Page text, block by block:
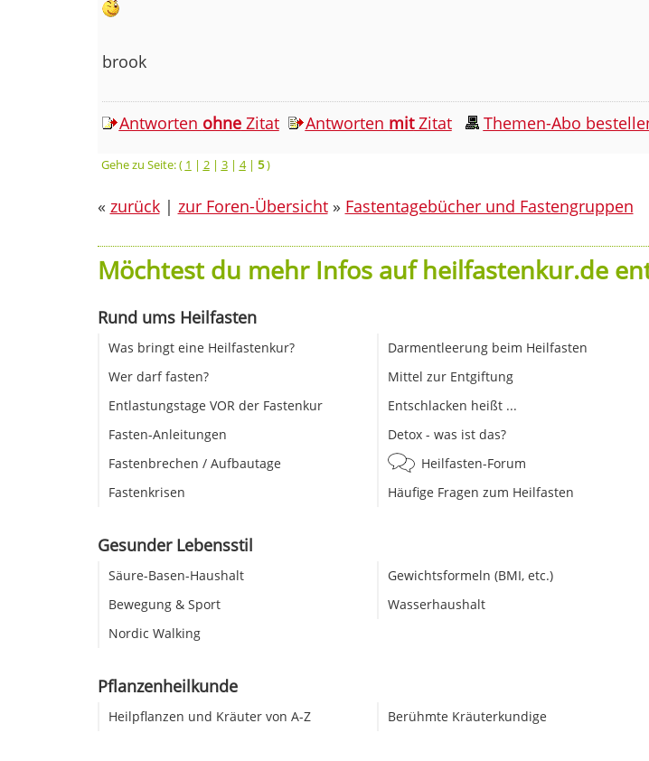
brook
Antworten ohneZitat Antworten mitZitat Themen-Abo
Gehe zu Seite: ( 1 | 2| 3| 4| 5)
« zurück| zur Foren-Übersicht» Fastentagebücher und Fastengruppen
Möchtest du mehr Infos auf heilfastenkur.de
Rund ums Heilfasten
Was bringt eine Heilfastenkur?
Wer darf fasten?
Entlastungstage VOR der Fastenkur
Fasten-Anleitungen
Fastenbrechen / Aufbautage
Fastenkrisen
Darmentleerung beim Heilfasten
Mittel zur Entgiftung
Entschlacken heißt ...
Detox - was ist das?
Heilfasten-Forum
Häufige Fragen zum Heilfasten
Gesunder Lebensstil
Säure-Basen-Haushalt
Bewegung & Sport
Nordic Walking
Gewichtsformeln (BMI, etc.)
Wasserhaushalt
Pflanzenheilkunde
Heilpflanzen und Kräuter von A-Z Berühmte Kräuterkundige